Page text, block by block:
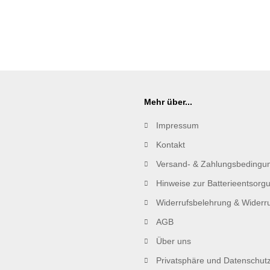
Mehr über...
Impressum
Kontakt
Versand- &
Hinweise zur
Widerrufsbelehrung &
AGB
Über uns
Privatsphäre und Datenschutz